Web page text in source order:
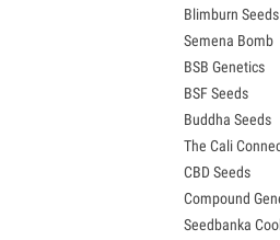
Semena
Semena Zkittlez
Semena
Semena
Semena Hindu
Semena
Blimburn Seeds
Semena Bomb
BSB Genetics
BSF Seeds
Buddha Seeds
The Cali
CBD Seeds
Compound
Seedbanka